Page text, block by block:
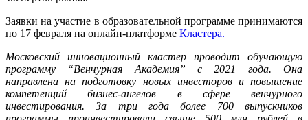
Заявки на участие в образовательной программе принимаются
по 17 февраля на онлайн-платформе Кластера.
Московский инновационный кластер проводит обучающую
программу “Венчурная Академия” с 2021 года. Она
направлена на подготовку новых инвесторов и повышение
компетенций бизнес-ангелов в сфере венчурного
инвестирования. За три года более 700 выпускников